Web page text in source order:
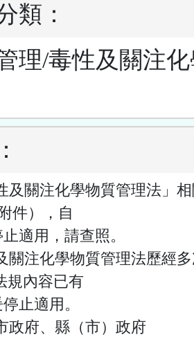
類：
理/毒性及關注
關注化學物質管理法」
件），自
用，請查照。
注化學物質管理法歷經
規內容已有
適用。
府、縣（市）政府